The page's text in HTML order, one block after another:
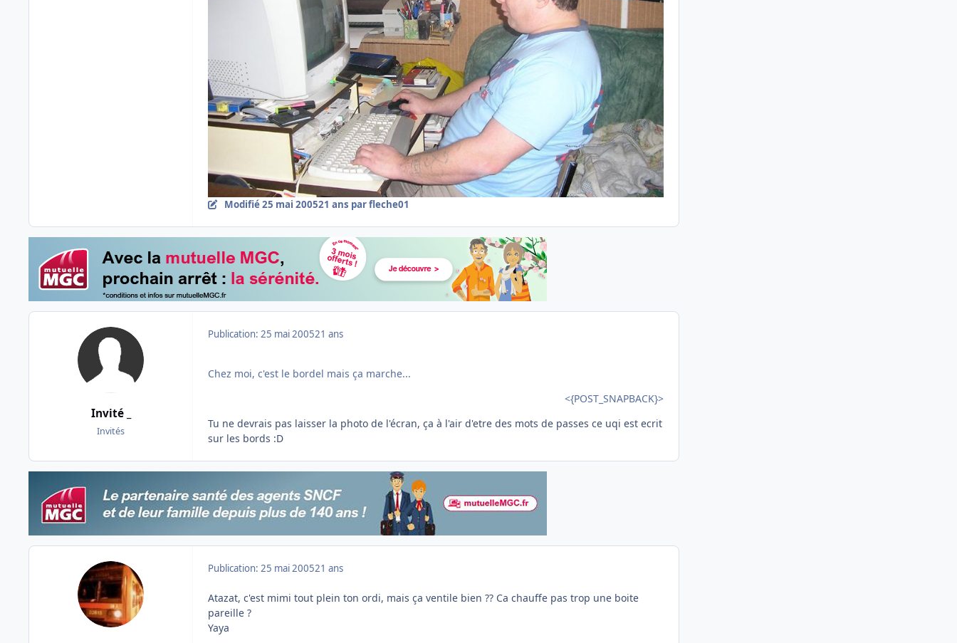
Modifié25 mai 200521 ans par fleche01
Invité _
Invités
Publication: 25 mai 200521 ans
Chez moi, c'est le bordel mais ça marche...
<{POST_SNAPBACK}>
Tu ne devrais pas laisser la photo de l'écran, ça à l'air d'etre des mots de passes ce uqi est ecrit
sur les bords :D
Publication: 25 mai 200521 ans
Atazat, c'est mimi tout plein ton ordi, mais ça ventile bien ?? Ca chauffe pas trop une boite
pareille ?
Yaya